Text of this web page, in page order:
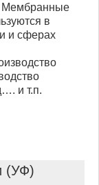
Мембранные
в
и сферах
и т.п.
(УФ)